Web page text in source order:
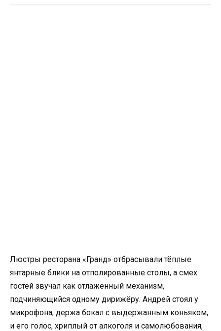
Люстры ресторана «Гранд» отбрасывали тёплые
янтарные блики на отполированные столы, а смех
гостей звучал как отлаженный механизм,
подчиняющийся одному дирижёру. Андрей стоял у
микрофона, держа бокал с выдержанным коньяком,
и его голос, хриплый от алкоголя и самолюбования,